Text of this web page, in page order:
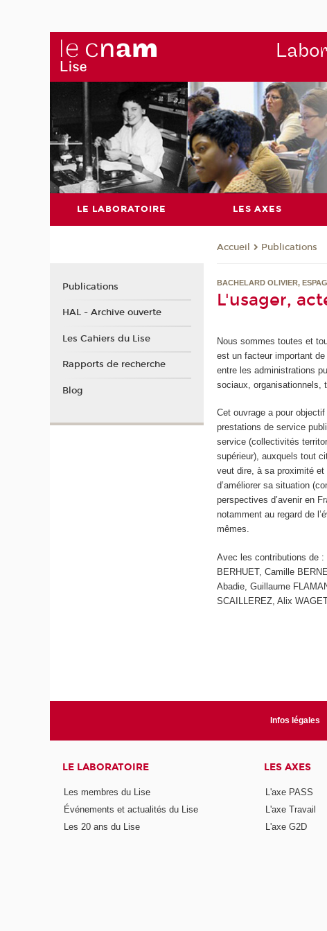
LE LABORATOIRE LES AXES
Accueil Publications
BACHELARD OLIVIER,
L'usager,
Nous sommes toutes et
est un facteur important
entre les administrations
sociaux, organisationnels,
Cet ouvrage a pour
prestations de service
service (collectivités
supérieur), auxquels tout
veut dire, à sa proximité
d’améliorer sa situation
perspectives d’avenir en
notamment au regard de
mêmes.
Avec les contributions de
BERHUET, Camille
Abadie, Guillaume
SCAILLEREZ, Alix
Publications
HAL - Archive ouverte
Les Cahiers du Lise
Rapports de recherche
Blog
Infos légales
LE LABORATOIRE
Les membres du Lise
Événements et actualités du Lise
Les 20 ans du Lise
LES AXES
L'axe PASS
L'axe Travail
L'axe G2D